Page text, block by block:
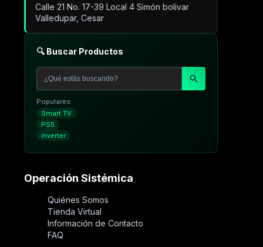
Calle 21 No. 17-39 Local 4 Simón bolivar
Valledupar, Cesar
🔍 Buscar Productos
Populares:
Smart TV
PS5
Inverter
Operación Sistémica
Quiénes Somos
Tienda Virtual
Información de Contacto
FAQ